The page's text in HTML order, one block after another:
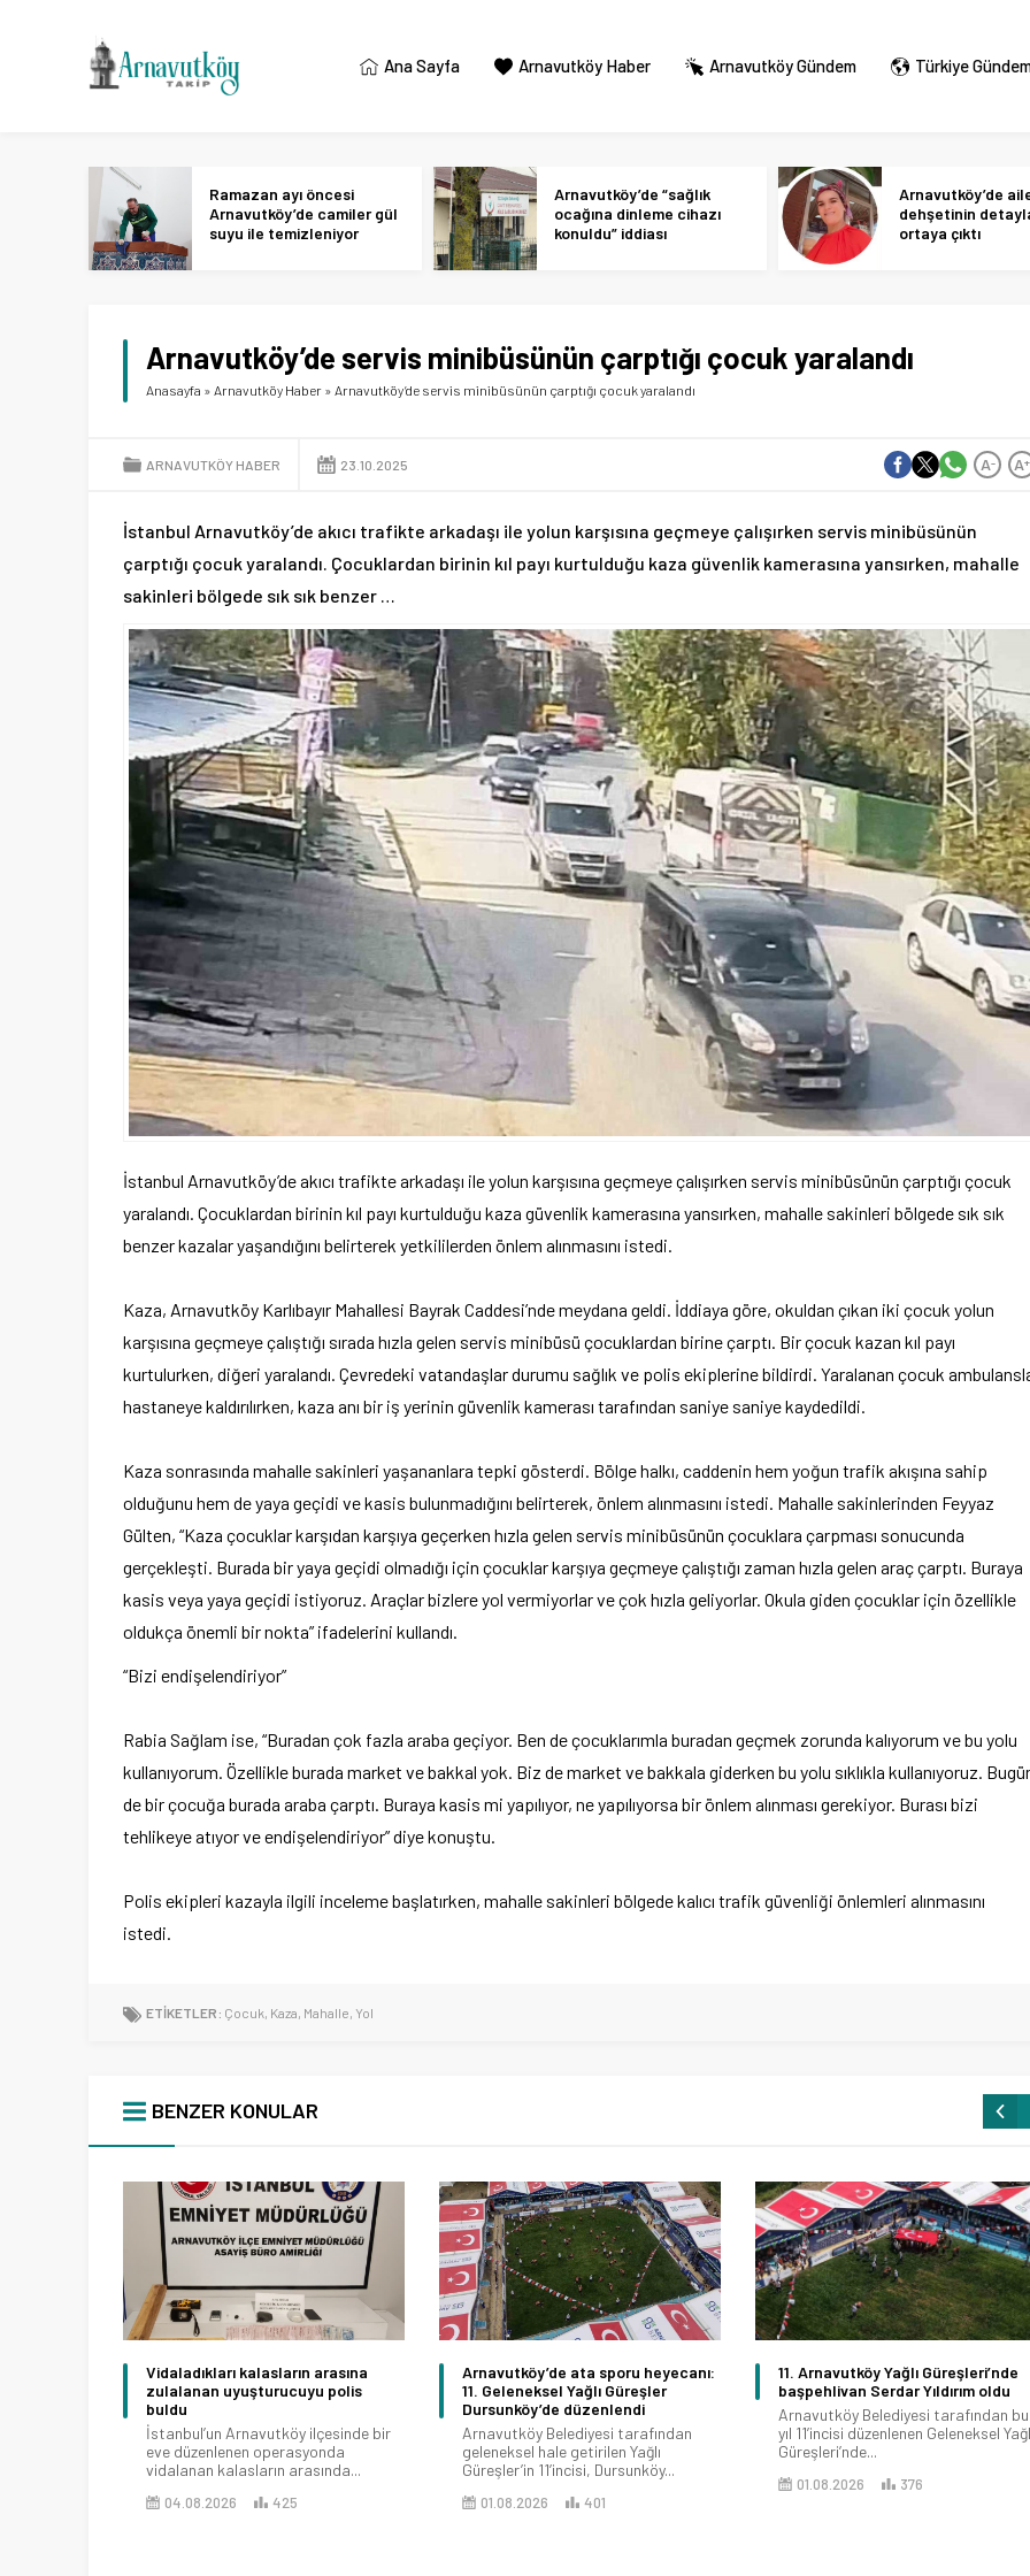
Ana Sayfa Arnavutköy Haber Arnavutköy Gündem Türkiye
Ramazan ayı öncesi
Arnavutköy’de camiler gül
suyu ile temizleniyor
Arnavutköy’de “sağlık
ocağına dinleme cihazı
konuldu” iddiası
Arnavutköy’de
dehşetinin
ortaya çıktı
Arnavutköy’de servis minibüsünün çarptığı çocuk yaralandı
Anasayfa » Arnavutköy Haber » Arnavutköy’de servis minibüsünün çarptığı çocuk yaralandı
ARNAVUTKÖY HABER 23.10.2025 A+
A-
İstanbul Arnavutköy’de akıcı trafikte arkadaşı ile yolun karşısına geçmeye çalışırken servis minibüsünün
çarptığı çocuk yaralandı. Çocuklardan birinin kıl payı kurtulduğu kaza güvenlik kamerasına yansırken, mahalle
sakinleri bölgede sık sık benzer …
İstanbul Arnavutköy’de akıcı trafikte arkadaşı ile yolun karşısına geçmeye çalışırken servis minibüsünün çarptığı çocuk
yaralandı. Çocuklardan birinin kıl payı kurtulduğu kaza güvenlik kamerasına yansırken, mahalle sakinleri bölgede sık sık
benzer kazalar yaşandığını belirterek yetkililerden önlem alınmasını istedi.
Kaza, Arnavutköy Karlıbayır Mahallesi Bayrak Caddesi’nde meydana geldi. İddiaya göre, okuldan çıkan iki çocuk yolun
karşısına geçmeye çalıştığı sırada hızla gelen servis minibüsü çocuklardan birine çarptı. Bir çocuk kazan kıl payı
kurtulurken, diğeri yaralandı. Çevredeki vatandaşlar durumu sağlık ve polis ekiplerine bildirdi. Yaralanan çocuk
hastaneye kaldırılırken, kaza anı bir iş yerinin güvenlik kamerası tarafından saniye saniye kaydedildi.
Kaza sonrasında mahalle sakinleri yaşananlara tepki gösterdi. Bölge halkı, caddenin hem yoğun trafik akışına sahip
olduğunu hem de yaya geçidi ve kasis bulunmadığını belirterek, önlem alınmasını istedi. Mahalle sakinlerinden Feyyaz
Gülten, “Kaza çocuklar karşıdan karşıya geçerken hızla gelen servis minibüsünün çocuklara çarpması sonucunda
gerçekleşti. Burada bir yaya geçidi olmadığı için çocuklar karşıya geçmeye çalıştığı zaman hızla gelen araç çarptı. Buraya
kasis veya yaya geçidi istiyoruz. Araçlar bizlere yol vermiyorlar ve çok hızla geliyorlar. Okula giden çocuklar için özellikle
oldukça önemli bir nokta” ifadelerini kullandı.
“Bizi endişelendiriyor”
Rabia Sağlam ise, “Buradan çok fazla araba geçiyor. Ben de çocuklarımla buradan geçmek zorunda kalıyorum ve bu yolu
kullanıyorum. Özellikle burada market ve bakkal yok. Biz de market ve bakkala giderken bu yolu sıklıkla kullanıyoruz.
de bir çocuğa burada araba çarptı. Buraya kasis mi yapılıyor, ne yapılıyorsa bir önlem alınması gerekiyor. Burası bizi
tehlikeye atıyor ve endişelendiriyor” diye konuştu.
Polis ekipleri kazayla ilgili inceleme başlatırken, mahalle sakinleri bölgede kalıcı trafik güvenliği önlemleri alınmasını
istedi.
ETİKETLER: Çocuk, Kaza, Mahalle, Yol
BENZER KONULAR
Vidaladıkları kalasların arasına
zulalanan uyuşturucuyu polis
buldu
İstanbul’un Arnavutköy ilçesinde bir
eve düzenlenen operasyonda
vidalanan kalasların arasında...
04.08.2026 425
Arnavutköy’de ata sporu heyecanı:
11. Geleneksel Yağlı Güreşler
Dursunköy’de düzenlendi
Arnavutköy Belediyesi tarafından
geleneksel hale getirilen Yağlı
Güreşler’in 11’incisi, Dursunköy...
01.08.2026 401
11. Arnavutköy Yağlı Güreşleri’nde
başpehlivan Serdar Yıldırım oldu
Arnavutköy Belediyesi tarafından bu
yıl 11’incisi düzenlenen Geleneksel
Güreşleri’nde...
01.08.2026 376